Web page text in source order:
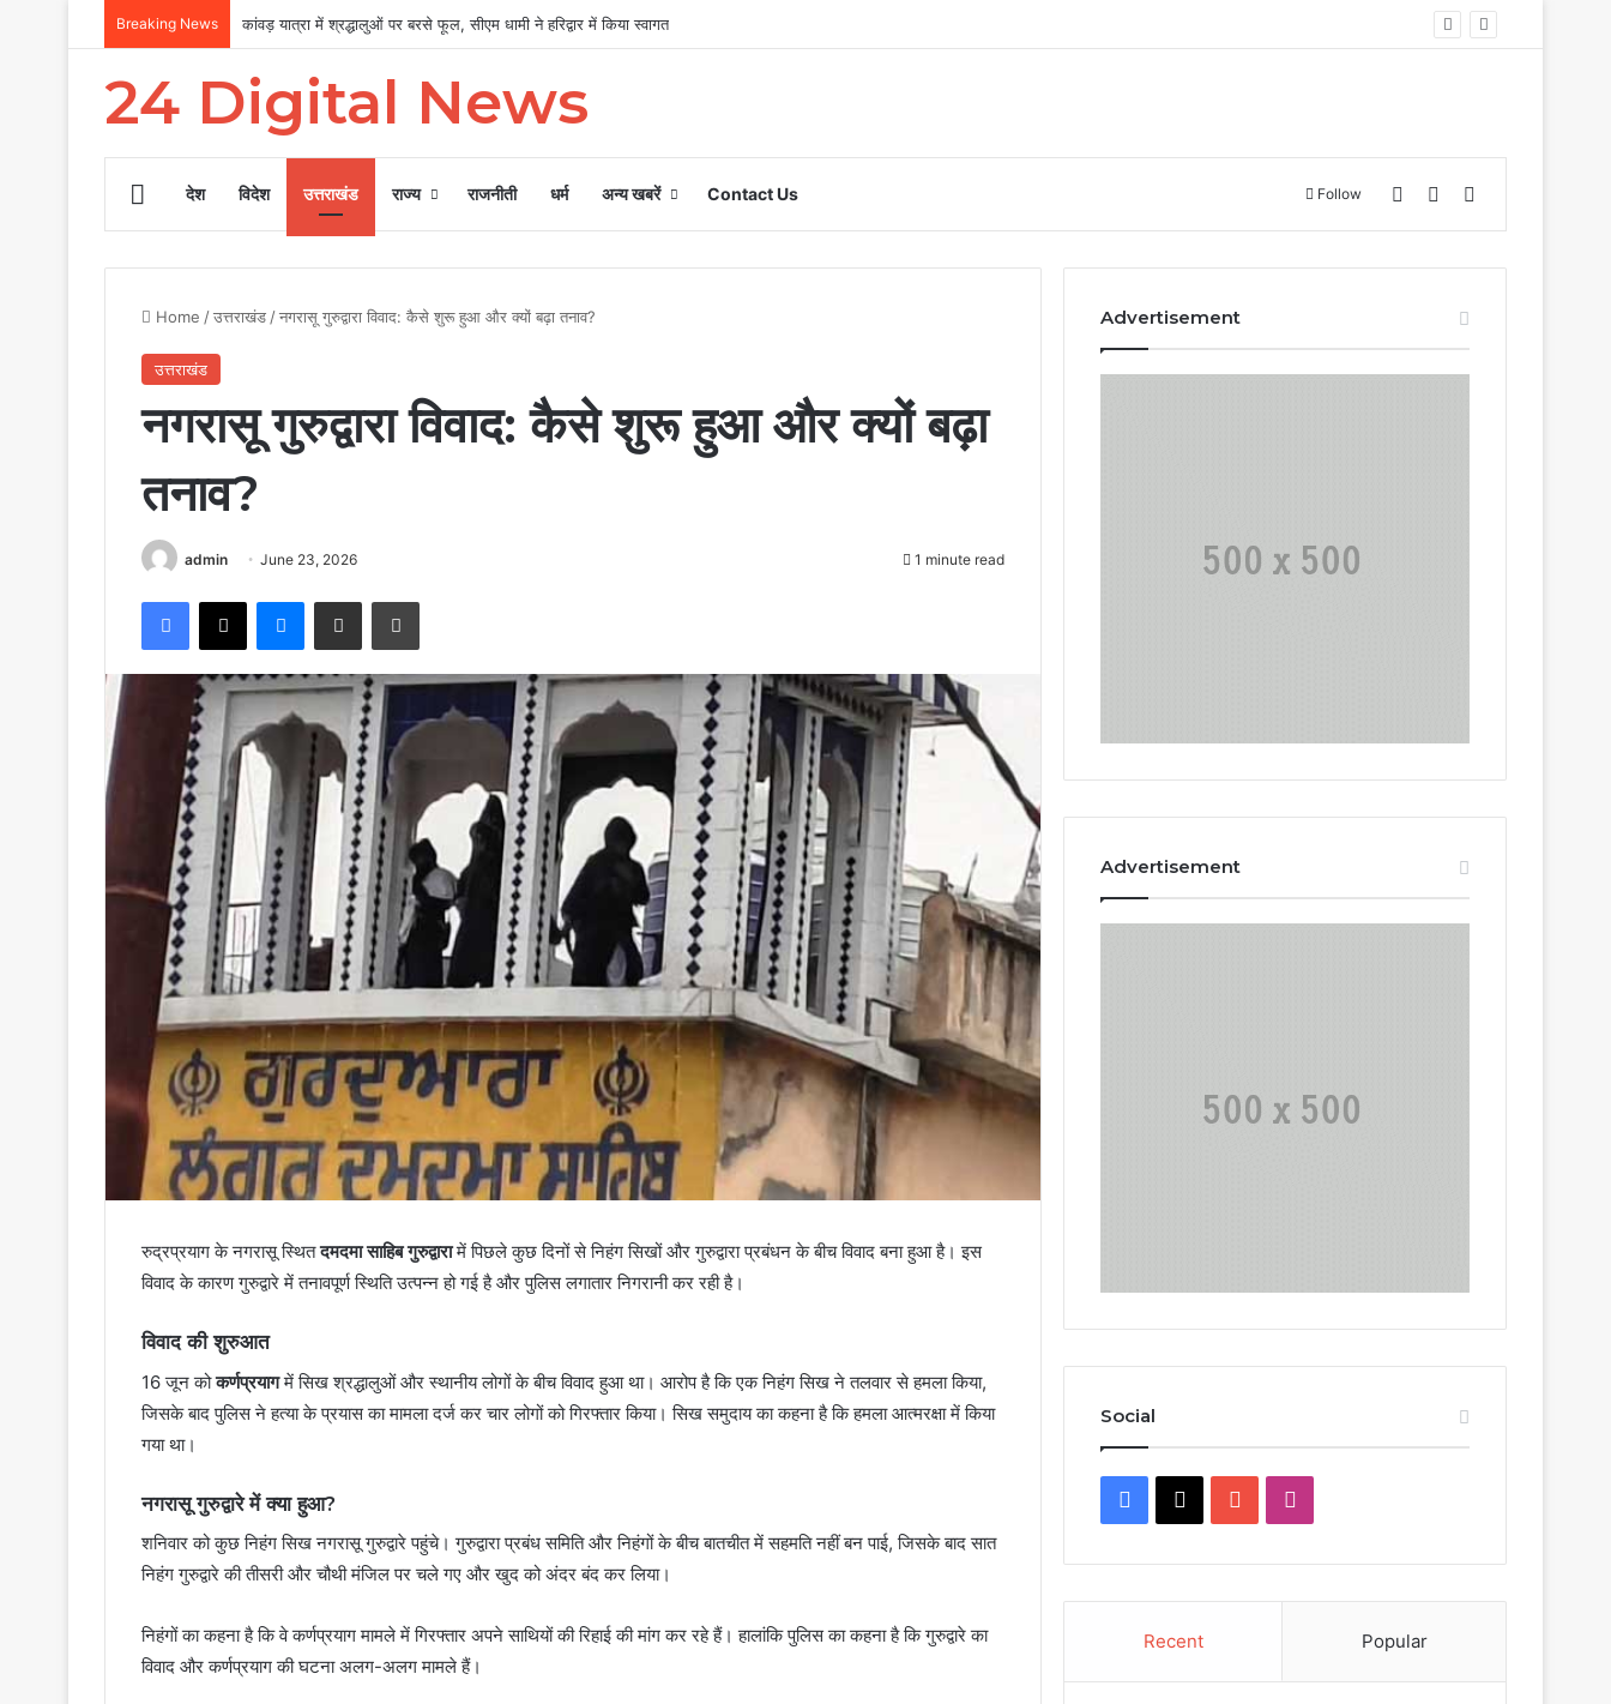
Breaking News कांवड़ यात्रा में श्रद्धालुओं पर बरसे फूल, सीएम धामी ने हरिद्वार में किया स्वागत
24 Digital News
Homeदेश विदेश उत्तराखंड राज्य राजनीती धर्म अन्य खबरें Contact Us Follow Log InSidebar
Home /उत्तराखंड /नगरासू गुरुद्वारा विवाद: कैसे शुरू हुआ और क्यों बढ़ा तनाव?
उत्तराखंड
नगरासू गुरुद्वारा विवाद: कैसे शुरू हुआ और क्यों बढ़ा
तनाव?
admin June 23, 2026 1 minute read
Facebook
X Messenger
Share via Email Print
रुद्रप्रयाग के नगरासू स्थितदमदमा साहिब गुरुद्वारामें पिछले कुछ दिनों से निहंग सिखों और गुरुद्वारा प्रबंधन के बीच विवाद बना हुआ है। इस
विवाद के कारण गुरुद्वारे में तनावपूर्ण स्थिति उत्पन्न हो गई है और पुलिस लगातार निगरानी कर रही है।
विवाद की शुरुआत
16 जून कोकर्णप्रयागमें सिख श्रद्धालुओं और स्थानीय लोगों के बीच विवाद हुआ था। आरोप है कि एक निहंग सिख ने तलवार से हमला किया,
जिसके बाद पुलिस ने हत्या के प्रयास का मामला दर्ज कर चार लोगों को गिरफ्तार किया। सिख समुदाय का कहना है कि हमला आत्मरक्षा में किया
गया था।
नगरासू गुरुद्वारे में क्या हुआ?
शनिवार को कुछ निहंग सिख नगरासू गुरुद्वारे पहुंचे। गुरुद्वारा प्रबंध समिति और निहंगों के बीच बातचीत में सहमति नहीं बन पाई, जिसके बाद सात
निहंग गुरुद्वारे की तीसरी और चौथी मंजिल पर चले गए और खुद को अंदर बंद कर लिया।
निहंगों का कहना है कि वे कर्णप्रयाग मामले में गिरफ्तार अपने साथियों की रिहाई की मांग कर रहे हैं। हालांकि पुलिस का कहना है कि गुरुद्वारे का
विवाद और कर्णप्रयाग की घटना अलग-अलग मामले हैं।
Advertisement
Advertisement
Social
Facebook
X YouTube
Recent Popular